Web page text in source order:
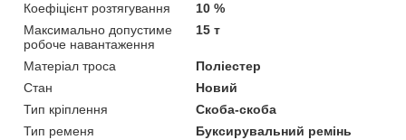
Коефіцієнт розтягування
10 %
Максимально допустиме
робоче навантаження
15 т
Матеріал троса
Поліестер
Стан
Новий
Тип кріплення
Скоба-скоба
Тип ременя
Буксирувальний ремінь